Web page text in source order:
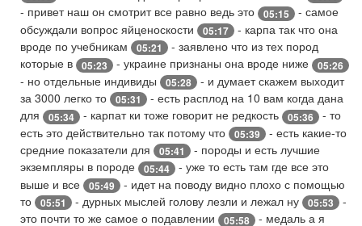
- привет наш он смотрит все равно ведь это 05:15
- самое
обсуждали вопрос яйценоскости
05:17
- карпа так что она
вроде по учебникам
05:21
- заявлено что из тех пород
которые в
05:23 - украине признаны она вроде ниже 05:26
- но отдельные индивиды 05:28
- и думает скажем выходит
за 3000 легко то
05:31
- есть расплод на 10 вам когда дана
для
05:34 - карпат ки тоже говорит не редкость 05:36
- то
есть это действительно так потому что
05:39
- есть какие-то
средние показатели для
05:41
- породы и есть лучшие
экземпляры в породе
05:44
- уже то есть там где все это
выше и все
05:49
- идет на поводу видно плохо с помощью
то
05:51 - дурных мыслей голову лезли и лежал ну 05:53
-
это почти то же самое о подавлении
05:58
- медаль а я